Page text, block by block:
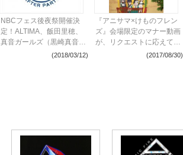
NBCフェス後夜祭開催決
定！ALTIMA、飯田里穂、
真音ガールズ（黒崎真音･
KOTOKO･南條愛乃）ら5
(2018/03/12)
『アニサマ×けものフレン
ズ』会場限定のマナー動画
が、リクエストに応えて
Youtubeで公開に(2017/08/30)